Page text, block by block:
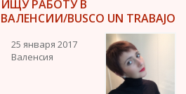
ИЩУ РАБОТУ В
ВАЛЕНСИИ/BUSCO UN TRABAJO
25 января 2017
Валенсия